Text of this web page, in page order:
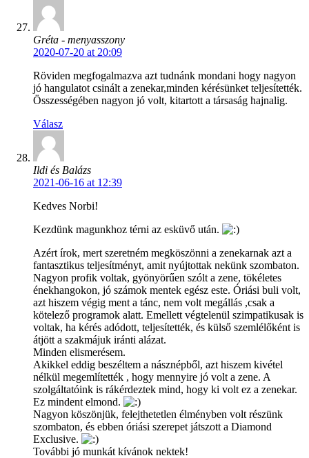
Gréta - menyasszony
2020-07-20 at 20:09
Röviden megfogalmazva azt tudnánk mondani hogy nagyon
jó hangulatot csinált a zenekar,minden kérésünket teljesítették.
Összességében nagyon jó volt, kitartott a társaság hajnalig.
Válasz
Ildi és Balázs
2021-06-16 at 12:39
Kedves Norbi!
Kezdünk magunkhoz térni az esküvő után.
Azért írok, mert szeretném megköszönni a zenekarnak azt a
fantasztikus teljesítményt, amit nyújtottak nekünk szombaton.
Nagyon profik voltak, gyönyörűen szólt a zene, tökéletes
énekhangokon, jó számok mentek egész este. Óriási buli volt,
azt hiszem végig ment a tánc, nem volt megállás ,csak a
kötelező programok alatt. Emellett végtelenül szimpatikusak is
voltak, ha kérés adódott, teljesítették, és külső szemlélőként is
átjött a szakmájuk iránti alázat.
Minden elismerésem.
Akikkel eddig beszéltem a násznépből, azt hiszem kivétel
nélkül megemlítették , hogy mennyire jó volt a zene. A
szolgáltatóink is rákérdeztek mind, hogy ki volt ez a zenekar.
Ez mindent elmond.
Nagyon köszönjük, felejthetetlen élményben volt részünk
szombaton, és ebben óriási szerepet játszott a Diamond
Exclusive.
További jó munkát kívánok nektek!